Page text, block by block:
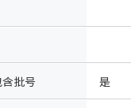
批号 是